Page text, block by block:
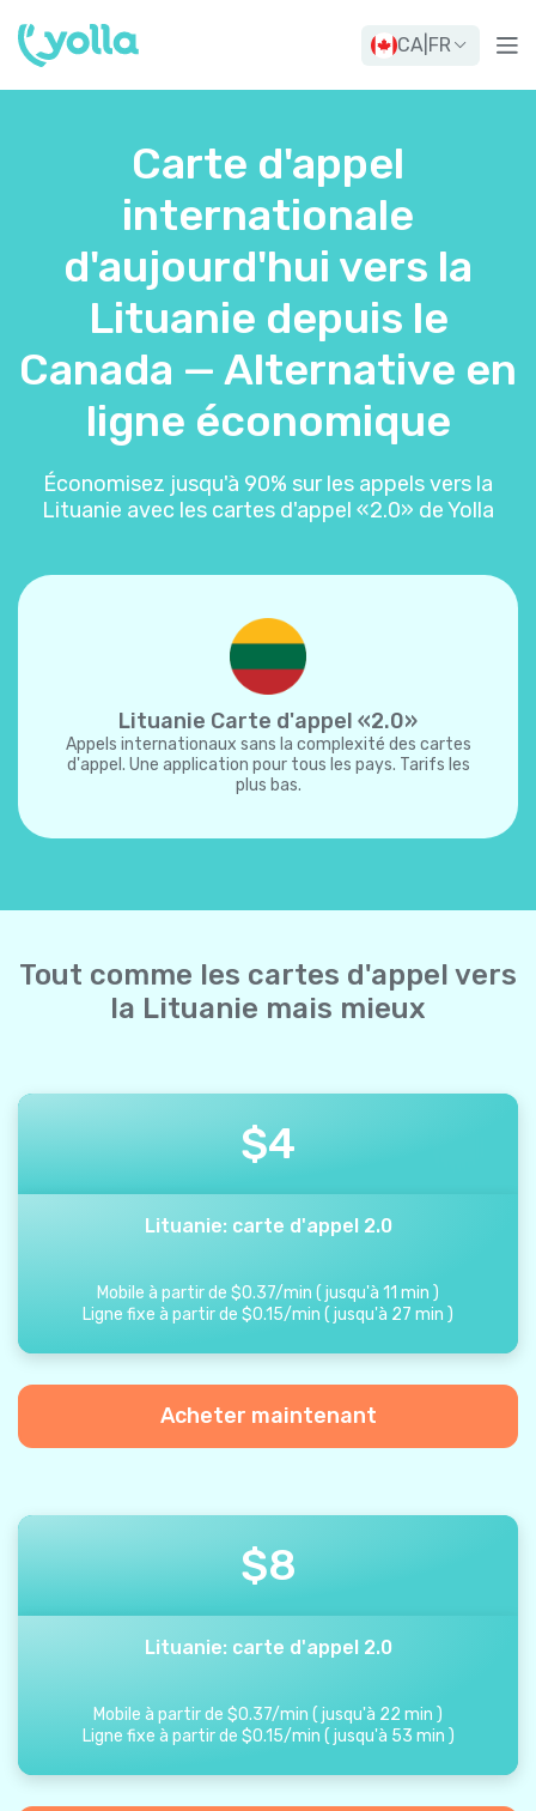
CA FR
Carte d'appel
internationale
d'aujourd'hui vers la
Lituanie depuis le
Canada — Alternative en
ligne économique
Économisez jusqu'à 90% sur les appels vers la
Lituanie avec les cartes d'appel «2.0» de Yolla
Lituanie Carte d'appel «2.0»
Appels internationaux sans la complexité des cartes
d'appel. Une application pour tous les pays. Tarifs les
plus bas.
Tout comme les cartes d'appel vers
la Lituanie mais mieux
$4
Lituanie: carte d'appel 2.0
Mobile à partir de $0.37/min ( jusqu'à 11 min )
Ligne fixe à partir de $0.15/min ( jusqu'à 27 min )
Acheter maintenant
$8
Lituanie: carte d'appel 2.0
Mobile à partir de $0.37/min ( jusqu'à 22 min )
Ligne fixe à partir de $0.15/min ( jusqu'à 53 min )